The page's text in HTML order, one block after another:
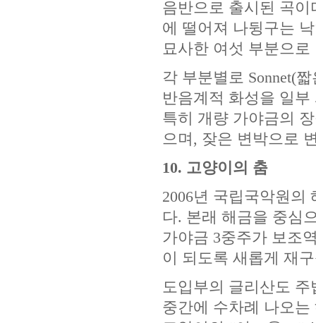
음반으로 출시된 곡
에 떨어져 나뒹구는
묘사한 여섯 부분으
각 부분별로 Sonnet(
반음계적 화성을 일부
특히 개량 가야금의
으며, 잦은 변박으로
10. 고양이의 춤
2006년 국립국악원의
다. 본래 해금을 중심
가야금 3중주가 보조
이 되도록 새롭게 재
도입부의 글리산도
중간에 수차례 나오